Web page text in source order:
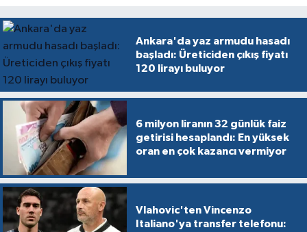
Ankara'da yaz armudu hasadı
başladı: Üreticiden çıkış fiyatı
120 lirayı buluyor
6 milyon liranın 32 günlük faiz
getirisi hesaplandı: En yüksek
oran en çok kazancı vermiyor
Vlahovic'ten Vincenzo
Italiano'ya transfer telefonu: